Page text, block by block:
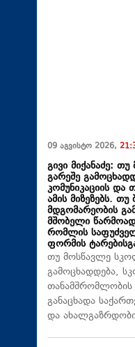
09 აგვისტო 2026,
გივი მიქანაძე:
გარეშე
კომუნიკაციის და
ამის მიზეზებს.
მდგომარეობის
მშობელი
რომლის
ფორმის
თუ მოსწავლე
გამოცხადდება,
თანამშრომლობის
განაცხადა
და